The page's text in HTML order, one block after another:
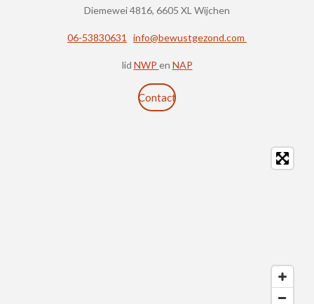
Diemewei 4816, 6605 XL Wijchen
06-53830631 info@bewustgezond.com
lid NWP en NAP
Contact